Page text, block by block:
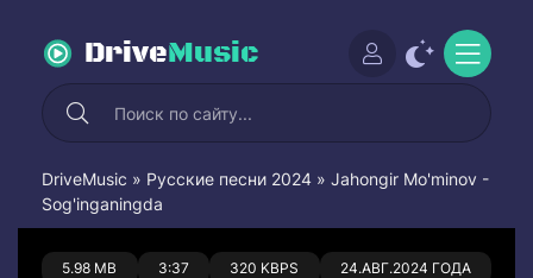
DriveMusic
DriveMusic » Русские песни 2024 » Jahongir Mo'minov -
Sog'inganingda
5.98 MB 3:37 320 KBPS 24.АВГ.2024 ГОДА
0 0